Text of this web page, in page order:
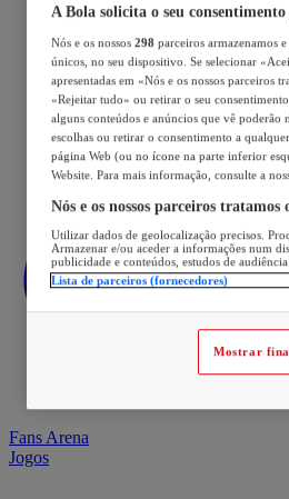
Fans Arena
Jogos
A Bola solicita o seu
Nós e os nossos 298 parceiros armazenamos
únicos, no seu dispositivo. Se selecionar
apresentadas em «Nós e os nossos parceiros
«Rejeitar tudo» ou retirar o seu
alguns conteúdos e anúncios que vê poderão
escolhas ou retirar o consentimento a
página Web (ou no ícone na parte inferior
Website. Para mais informação, consulte a
Nós e os nossos parceiros
Utilizar dados de geolocalização precisos.
Armazenar e/ou aceder a informações num
publicidade e conteúdos, estudos de
Lista de parceiros (fornecedores)
Mostrar